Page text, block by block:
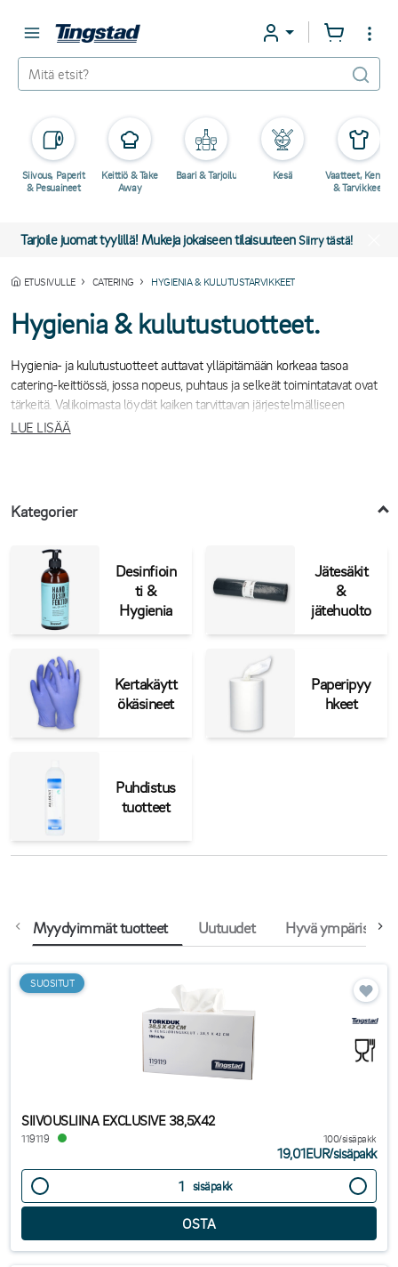
Siivous, Paperit
& Pesuaineet
Keittiö & Take
Away
Baari & Tarjoilu Kesä
Vaatteet, Kengät
& Tarvikkeet
Tarjoile juomat tyylillä! Mukeja jokaiseen tilaisuuteenSiirry tästä!
ETUSIVULLE CATERING HYGIENIA & KULUTUSTARVIKKEET
Hygienia & kulutustuotteet.
Hygienia- ja kulutustuotteet auttavat ylläpitämään korkeaa tasoa
catering-keittiössä, jossa nopeus, puhtaus ja selkeät toimintatavat ovat
tärkeitä. Valikoimasta löydät kaiken tarvittavan järjestelmälliseen
työskentelyyn valmisteluissa, tarjoilussa ja pakkaamisessa. Tutustu
LUE LISÄÄ
Kategorier
Desinfioin
ti &
Hygienia
Jätesäkit
&
jätehuolto
Kertakäytt
ökäsineet
Paperipyy
hkeet
Puhdistus
tuotteet
Myydyimmät tuotteet Uutuudet Hyvä
SUOSITUT
SIIVOUSLIINA EXCLUSIVE 38,5X42
119119 100/sisäpakk
19,01EUR/sisäpakk
sisäpakk